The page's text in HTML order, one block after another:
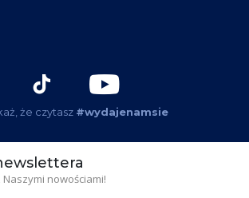
że czytasz #wydajenamsie
Naszymi nowościami!